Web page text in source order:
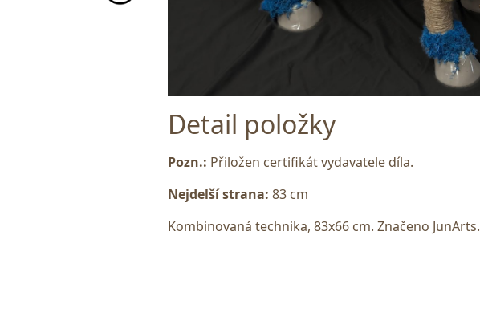
Detail položky
Pozn.: Přiložen certifikát vydavatele díla.
Nejdelší strana: 83 cm
Kombinovaná technika, 83x66 cm. Značeno JunArts.